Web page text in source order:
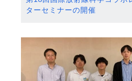
ターセミナーの開催